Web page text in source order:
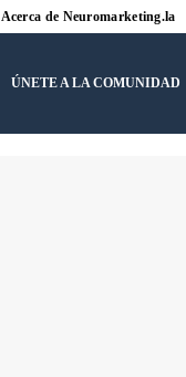
Acerca de Neuromarketing.la
ÚNETE A LA COMUNIDAD